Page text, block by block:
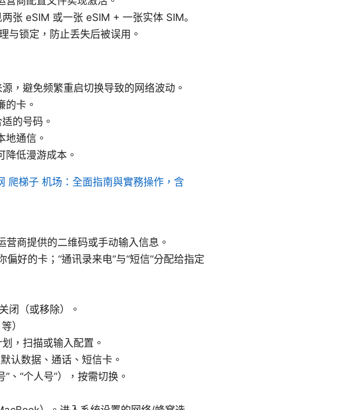
张 eSIM 或一张 eSIM + 一张实体 SIM。
与锁定，防止丢失后被误用。
，避免频繁重启切换导致的网络波动。
的卡。
的号码。
地通信。
低漫游成本。
爬梯子 机场：全面指南與實務操作，含
商提供的二维码或手动输入信息。
好的卡；“通讯录来电”与“短信”分配给指定
（或移除）。
）
，扫描或输入配置。
认数据、通话、短信卡。
、“个人号”），按需切换。